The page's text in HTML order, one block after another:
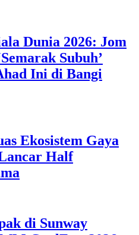
Dunia 2026: Jom
Subuh’
Ini di Bangi
Ekosistem Gaya
Half
di Sunway